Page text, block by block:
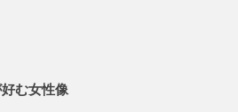
む女性像